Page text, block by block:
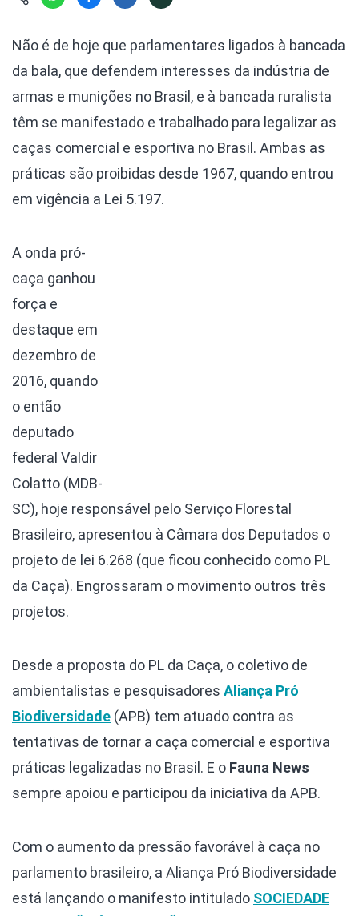
Photo
Políticas
Saúde,
Segunda
Livros do
Nova
Missão
Cursos
Não é de hoje que parlamentares ligados à bancada
da bala, que defendem interesses da indústria de
armas e munições no Brasil, e à bancada ruralista
têm se manifestado e trabalhado para legalizar as
caças comercial e esportiva no Brasil. Ambas as
práticas são proibidas desde 1967, quando entrou
em vigência a Lei 5.197.
A onda pró-
caça ganhou
força e
destaque em
dezembro de
2016, quando
o então
deputado
federal Valdir
Colatto (MDB-
SC), hoje responsável pelo Serviço Florestal
Brasileiro, apresentou à Câmara dos Deputados o
projeto de lei 6.268 (que ficou conhecido como PL
da Caça). Engrossaram o movimento outros três
projetos.
Desde a proposta do PL da Caça, o coletivo de
ambientalistas e pesquisadores Aliança Pró
Biodiversidade (APB) tem atuado contra as
tentativas de tornar a caça comercial e esportiva
práticas legalizadas no Brasil. E o Fauna News
sempre apoiou e participou da iniciativa da APB.
Com o aumento da pressão favorável à caça no
parlamento brasileiro, a Aliança Pró Biodiversidade
está lançando o manifesto intitulado SOCIEDADE